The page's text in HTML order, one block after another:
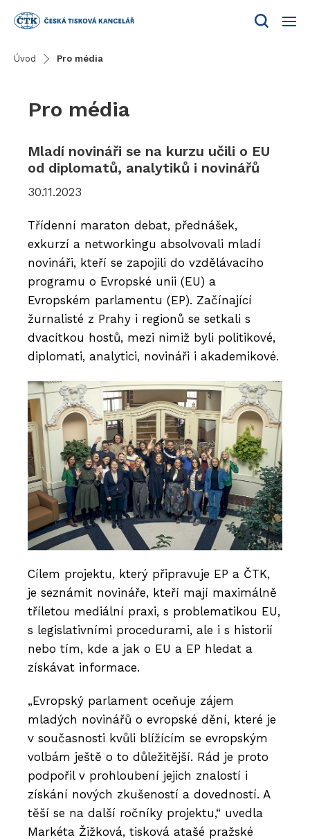
Menu
Úvod Pro média
Pro média
Mladí novináři se na kurzu učili o EU
od diplomatů, analytiků i novinářů
30.11.2023
Třídenní maraton debat, přednášek,
exkurzí a networkingu absolvovali mladí
novináři, kteří se zapojili do vzdělávacího
programu o Evropské unii (EU) a
Evropském parlamentu (EP). Začínající
žurnalisté z Prahy i regionů se setkali s
dvacítkou hostů, mezi nimiž byli politikové,
diplomati, analytici, novináři i akademikové.
Cílem projektu, který připravuje EP a ČTK,
je seznámit novináře, kteří mají maximálně
tříletou mediální praxi, s problematikou EU,
s legislativními procedurami, ale i s historií
nebo tím, kde a jak o EU a EP hledat a
získávat informace.
„Evropský parlament oceňuje zájem
mladých novinářů o evropské dění, které je
v současnosti kvůli blížícím se evropským
volbám ještě o to důležitější. Rád je proto
podpořil v prohloubení jejich znalostí i
získání nových zkušeností a dovedností. A
těší se na další ročníky projektu,“ uvedla
Markéta Žižková, tisková atašé pražské